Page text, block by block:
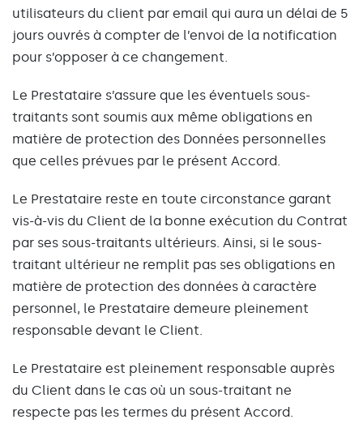
utilisateurs du client par email qui aura un délai de 5
jours ouvrés à compter de l’envoi de la notification
pour s’opposer à ce changement.
Le Prestataire s’assure que les éventuels sous-
traitants sont soumis aux même obligations en
matière de protection des Données personnelles
que celles prévues par le présent Accord.
Le Prestataire reste en toute circonstance garant
vis-à-vis du Client de la bonne exécution du Contrat
par ses sous-traitants ultérieurs. Ainsi, si le sous-
traitant ultérieur ne remplit pas ses obligations en
matière de protection des données à caractère
personnel, le Prestataire demeure pleinement
responsable devant le Client.
Le Prestataire est pleinement responsable auprès
du Client dans le cas où un sous-traitant ne
respecte pas les termes du présent Accord.